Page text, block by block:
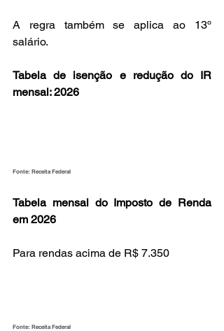
A regra também se aplica ao 13º
salário.
Tabela de isenção e redução do IR
mensal: 2026
Fonte: Receita Federal
Tabela mensal do Imposto de Renda
em 2026
Para rendas acima de R$ 7.350
Fonte: Receita Federal